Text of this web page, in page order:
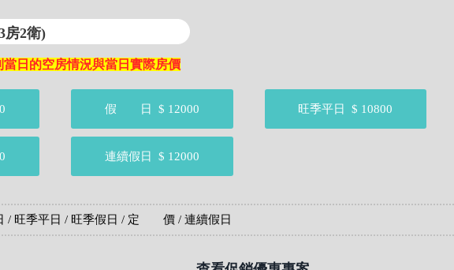
房2衛)
日的空房情況與當日實際房價
假 日 $ 12000 旺季平日 $ 10800
連續假日 $ 12000
季平日 / 旺季假日 / 定 價 / 連續假日